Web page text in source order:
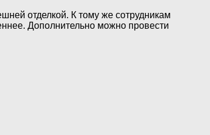
отделкой. К тому же сотрудникам
Дополнительно можно провести